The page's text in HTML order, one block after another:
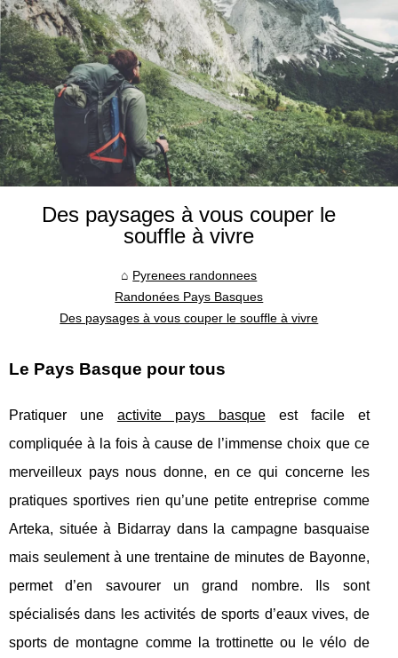
Des paysages à vous couper le
souffle à vivre
Pyrenees randonnees
Randonées Pays Basques
Des paysages à vous couper le souffle à vivre
Le Pays Basque pour tous
Pratiquer une activite pays basqueest facile et
compliquée à la fois à cause de l’immense choix que ce
merveilleux pays nous donne, en ce qui concerne les
pratiques sportives rien qu’une petite entreprise comme
Arteka, située à Bidarray dans la campagne basquaise
mais seulement à une trentaine de minutes de Bayonne,
permet d’en savourer un grand nombre. Ils sont
spécialisés dans les activités de sports d’eaux vives, de
sports de montagne comme la trottinette ou le vélo de